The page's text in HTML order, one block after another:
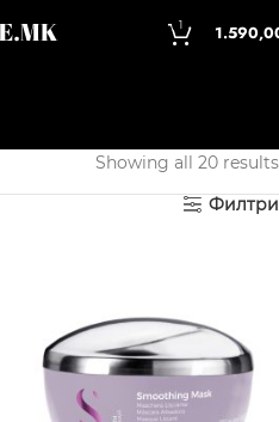
1
Showing all 20 results
Филтри